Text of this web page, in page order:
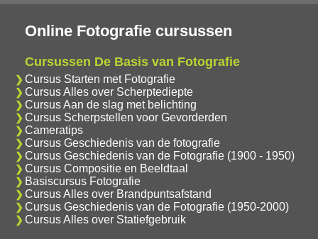
Online Fotografie cursussen
Cursussen De Basis van Fotografie
Cursus Starten met Fotografie
Cursus Alles over Scherptediepte
Cursus Aan de slag met belichting
Cursus Scherpstellen voor Gevorderden
Cameratips
Cursus Geschiedenis van de fotografie
Cursus Geschiedenis van de Fotografie (1900 - 1950)
Cursus Compositie en Beeldtaal
Basiscursus Fotografie
Cursus Alles over Brandpuntsafstand
Cursus Geschiedenis van de Fotografie (1950-2000)
Cursus Alles over Statiefgebruik